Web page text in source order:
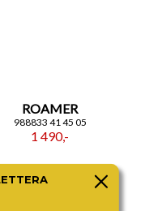
ROAMER
988833 41 45 05
1 490,-